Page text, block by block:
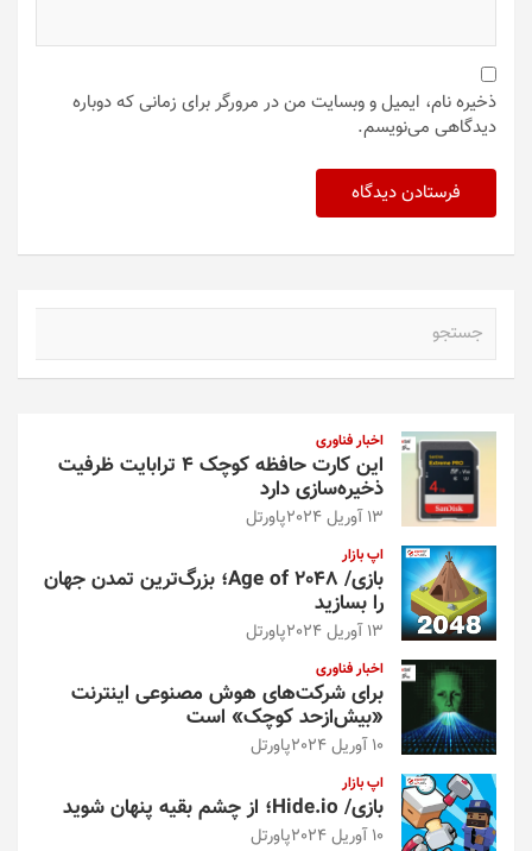
ذخیره نام، ایمیل و وبسایت من در مرورگر برای زمانی که دوباره
دیدگاهی می‌نویسم.
اخبار فناوری
این کارت حافظه کوچک ۴ ترابایت ظرفیت
ذخیره‌سازی دارد
13 آوریل 2024 پاورتل
اپ بازار
بازی/ Age of 2048؛ بزرگ‌ترین تمدن جهان
را بسازید
13 آوریل 2024 پاورتل
اخبار فناوری
برای شرکت‌های هوش مصنوعی اینترنت
«بیش‌از‌حد کوچک» است
10 آوریل 2024 پاورتل
اپ بازار
بازی/ Hide.io؛ از چشم بقیه پنهان شوید
10 آوریل 2024 پاورتل